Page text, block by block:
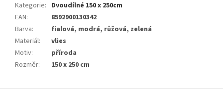
Kategorie: Dvoudílné 150 x 250cm
EAN:
8592900130342
Barva:
fialová, modrá, růžová, zelená
Materiál:
vlies
Motiv:
příroda
Rozměr: 150 x 250 cm